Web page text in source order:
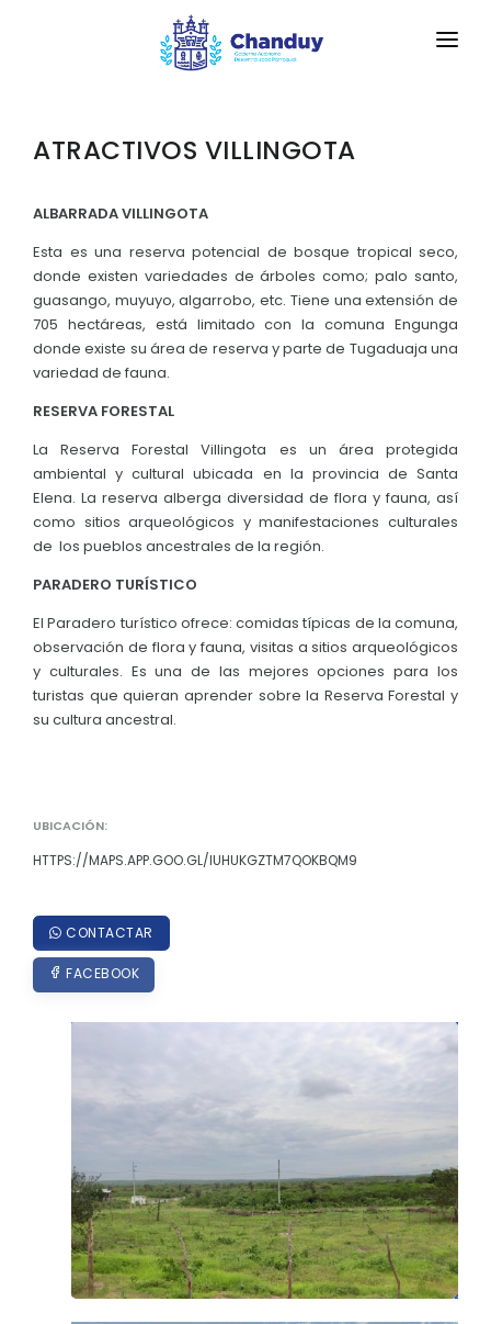
LA PARROQUIA
RESEÑA HISTÓRICA
Historia Antigua
Bandera de la Parroquia Chanduy
Escudo de la Parroquia Chanduy
Himno a la Parroquia Chanduy
GEOGRAFÍA
Ubicación
Clima
Fauna y Flora Parroquia Chanduy
PRESIDENTES Y SU GESTIÓN
JOSE GARCÍA JAIME
EFRAÍN REYES PIZARRO
JUANITO HERNAN APOLINARIO ALFONSO
GAD
TRANSPARENCIA
GESTIÓN Y PRESUPUESTO
GESTIÓN INSTITUCIONAL
Resoluciones
Convocatorias
GESTIÓN ADMINISTRATIVA
Plan Anual Contratación - PAC
Plan Operativo Anual - POA
Convenios Institucionales
Procesos de contratación
Obras y proyectos
MECANISMOS DE PARTICIPACIÓN
CIUDADANÍA ACTIVA
Solicitud de acceso información pública
Instancia de Participación Ciudadana
Cabildo Popular
Consejo de Planificación Local
Audiencias públicas
Consejo Consultivo
Otras entidades
TURISMO
ATRACTIVOS VILLINGOTA
ALBARRADA VILLINGOTA
Esta es una reserva potencial de bosque tropical seco,
donde existen variedades de árboles como; palo santo,
guasango, muyuyo, algarrobo, etc. Tiene una extensión de
705 hectáreas, está limitado con la comuna Engunga
donde existe su área de reserva y parte de Tugaduaja una
variedad de fauna.
RESERVA FORESTAL
La Reserva Forestal Villingota es un área protegida
ambiental y cultural ubicada en la provincia de Santa
Elena. La reserva alberga diversidad de flora y fauna, así
como sitios arqueológicos y manifestaciones culturales
de los pueblos ancestrales de la región.
PARADERO TURÍSTICO
El Paradero turístico ofrece: comidas típicas de la comuna,
observación de flora y fauna, visitas a sitios arqueológicos
y culturales. Es una de las mejores opciones para los
turistas que quieran aprender sobre la Reserva Forestal y
su cultura ancestral.
UBICACIÓN:
HTTPS://MAPS.APP.GOO.GL/IUHUKGZTM7QOKBQM9
CONTACTAR
FACEBOOK